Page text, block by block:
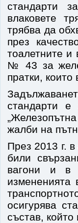
стандарти
влаковете
трябва да
през
тоалетните и
№ 43 за
пратки,
стандарти е
жалби на
През 2013 г.
били
вагони и в
измененията
осигурява
състав, който